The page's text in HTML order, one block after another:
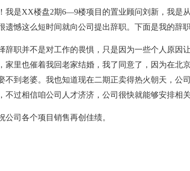
我是XX楼盘2期6—9楼项目的置业顾问刘新，我是
遗憾这么短时间就向公司提出辞职。下面是我的辞职
辞职并不是对工作的畏惧，只是因为一些个人原因
家里也催着我回老家结婚，我了同意了，因为在北
不到老婆。我也知道现在二期正卖得热火朝天，公
不过相信咱公司人才济济，公司很快就能够安排相
公司各个项目销售再创佳绩。